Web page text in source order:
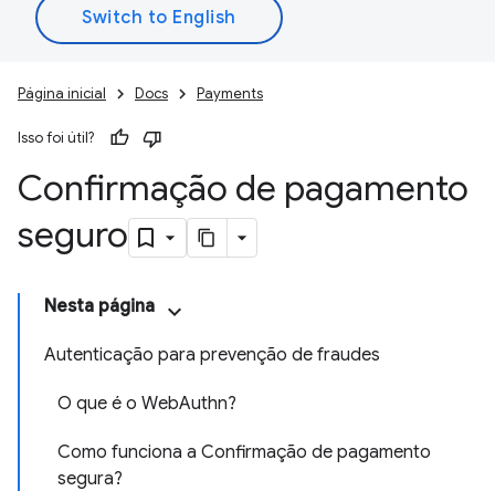
Página inicial Docs Payments
Isso foi útil?
Confirmação de pagamento
seguro
Nesta página
Autenticação para prevenção de fraudes
O que é o WebAuthn?
Como funciona a Confirmação de pagamento
segura?